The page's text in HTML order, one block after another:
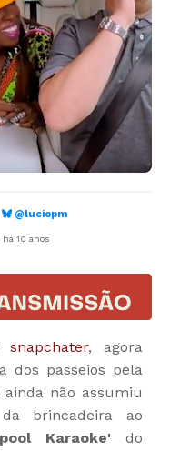
@luciopm
há 10 anos
snapchater, agora
dos passeios pela
não assumiu
brincadeira ao
Karaoke' do